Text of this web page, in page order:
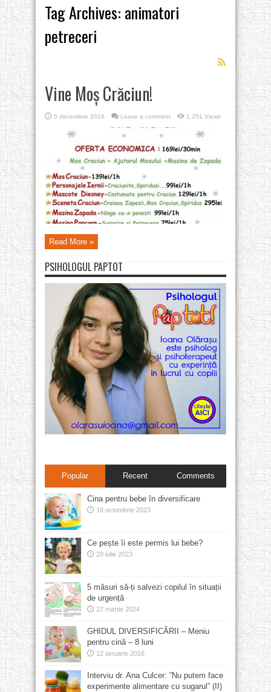
Tag Archives: animatori
petreceri
Vine Moș Crăciun!
5 decembrie 2016 Leave a comment 1,251 Views
Read More »
PSIHOLOGUL PAPTOT
Popular Recent Comments
Cina pentru bebe în diversificare
16 octombrie 2023
Ce pește îi este permis lui bebe?
20 iulie 2023
5 măsuri să-ți salvezi copilul în situații
de urgență
27 martie 2024
GHIDUL DIVERSIFICĂRII – Meniu
pentru cină – 8 luni
12 ianuarie 2016
Interviu dr. Ana Culcer: ”Nu putem face
experimente alimentare cu sugarul” (II)